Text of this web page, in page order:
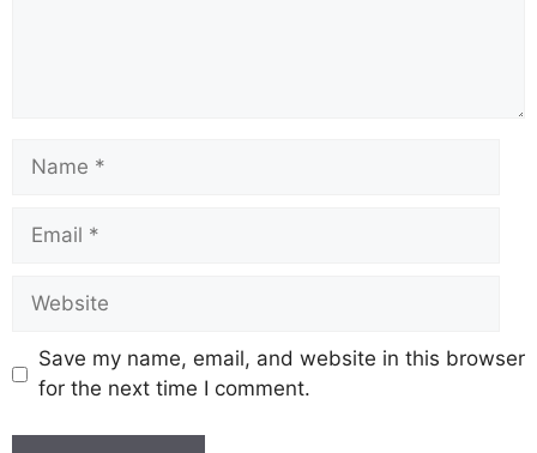
Save my name, email, and website in this browser
for the next time I comment.